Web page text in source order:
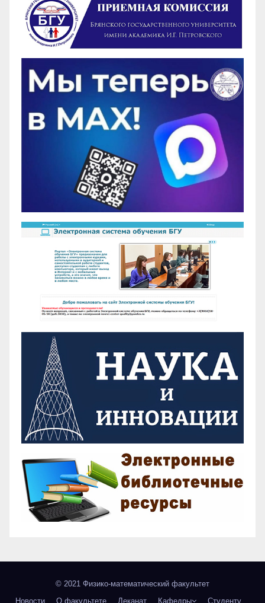
© 2021 Физико-математический факультет
Новости
О факультете Деканат Кафедры Студенту